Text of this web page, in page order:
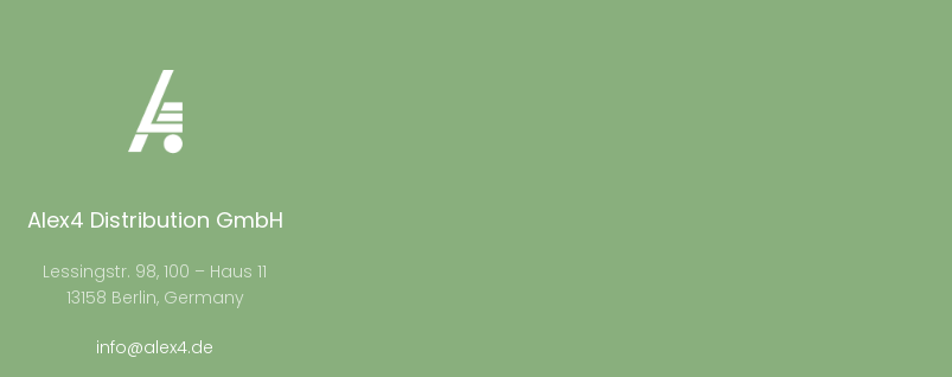
Alex4 Distribution GmbH
Lessingstr. 98, 100 – Haus 11
13158 Berlin, Germany
info@alex4.de